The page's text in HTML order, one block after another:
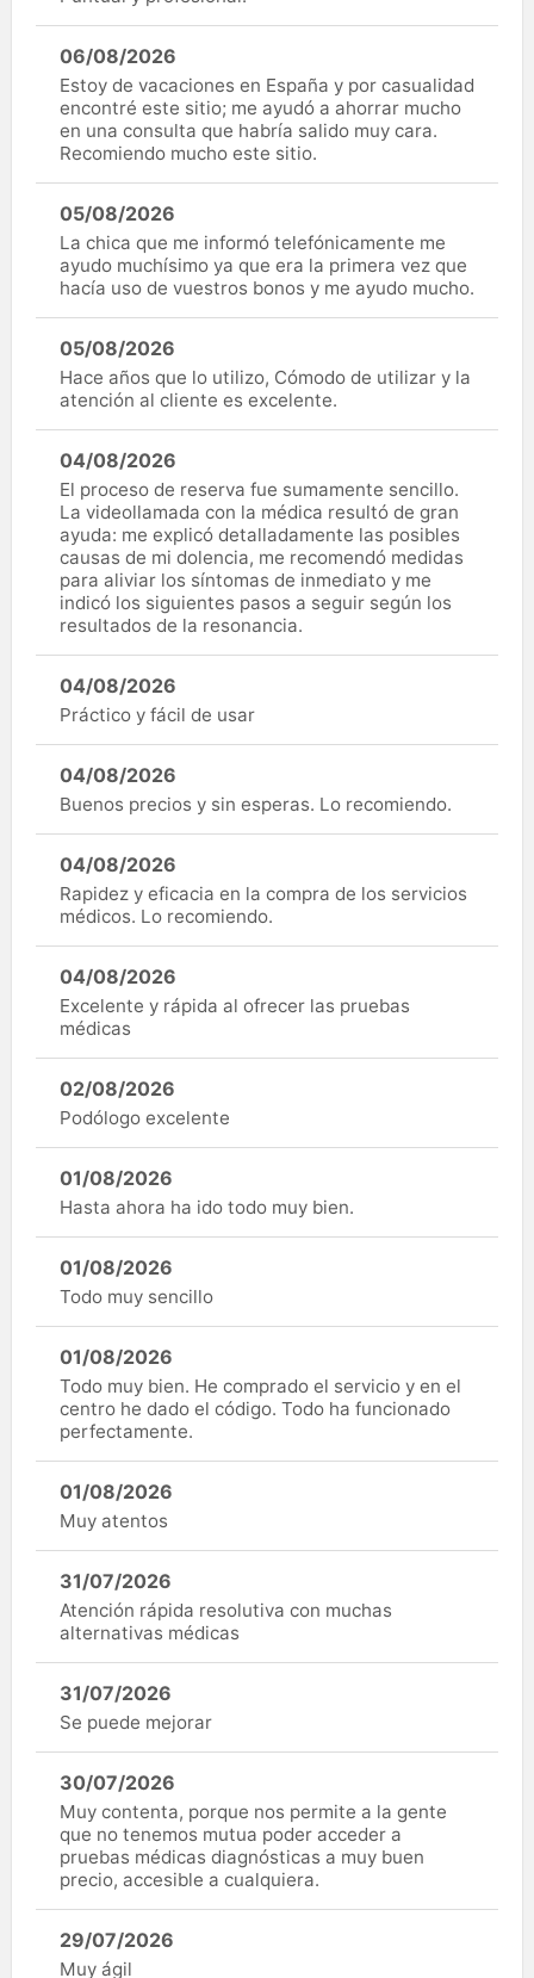
06/08/2026
Estoy de vacaciones en España y por casualidad
encontré este sitio; me ayudó a ahorrar mucho
en una consulta que habría salido muy cara.
Recomiendo mucho este sitio.
05/08/2026
La chica que me informó telefónicamente me
ayudo muchísimo ya que era la primera vez que
hacía uso de vuestros bonos y me ayudo mucho.
05/08/2026
Hace años que lo utilizo, Cómodo de utilizar y la
atención al cliente es excelente.
04/08/2026
El proceso de reserva fue sumamente sencillo.
La videollamada con la médica resultó de gran
ayuda: me explicó detalladamente las posibles
causas de mi dolencia, me recomendó medidas
para aliviar los síntomas de inmediato y me
indicó los siguientes pasos a seguir según los
resultados de la resonancia.
04/08/2026
Práctico y fácil de usar
04/08/2026
Buenos precios y sin esperas. Lo recomiendo.
04/08/2026
Rapidez y eficacia en la compra de los servicios
médicos. Lo recomiendo.
04/08/2026
Excelente y rápida al ofrecer las pruebas
médicas
02/08/2026
Podólogo excelente
01/08/2026
Hasta ahora ha ido todo muy bien.
01/08/2026
Todo muy sencillo
01/08/2026
Todo muy bien. He comprado el servicio y en el
centro he dado el código. Todo ha funcionado
perfectamente.
01/08/2026
Muy atentos
31/07/2026
Atención rápida resolutiva con muchas
alternativas médicas
31/07/2026
Se puede mejorar
30/07/2026
Muy contenta, porque nos permite a la gente
que no tenemos mutua poder acceder a
pruebas médicas diagnósticas a muy buen
precio, accesible a cualquiera.
29/07/2026
Muy ágil